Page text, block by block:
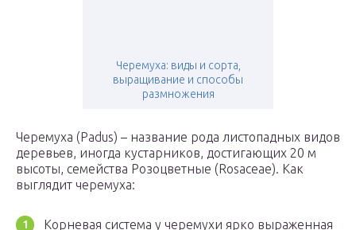
Черемуха: виды и сорта,
выращивание и способы
размножения
Черемуха (Padus) – название рода листопадных видов
деревьев, иногда кустарников, достигающих 20 м
высоты, семейства Розоцветные (Rosaceae). Как
выглядит черемуха:
Корневая система у черемухи ярко выраженная